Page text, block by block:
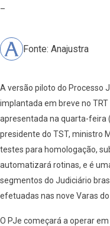
–
Fonte: Anajustra
A versão piloto do Processo
implantada em breve no
apresentada na quarta-feira
presidente do TST, ministro
testes para homologação,
automatizará rotinas, e é
segmentos do Judiciário
efetuadas nas nove Varas
O PJe começará a operar